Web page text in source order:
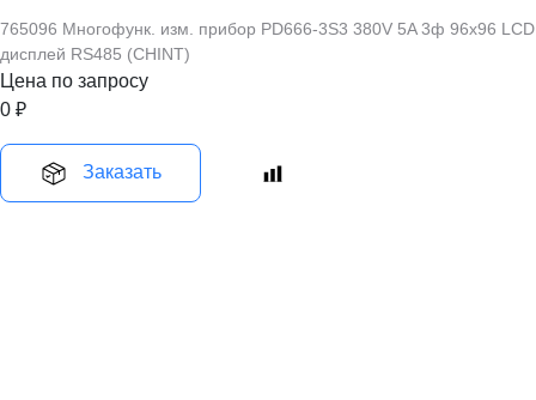
765096 Многофунк. изм. прибор PD666-3S3 380V 5A 3ф 96x96 LCD
дисплей RS485 (CHINT)
Цена по запросу
0 ₽
Заказать